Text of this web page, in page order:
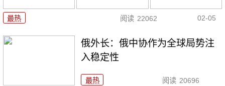
最热 阅读 22062 02-05
俄外长：俄中协作为全球局势注
入稳定性
最热 阅读 20696